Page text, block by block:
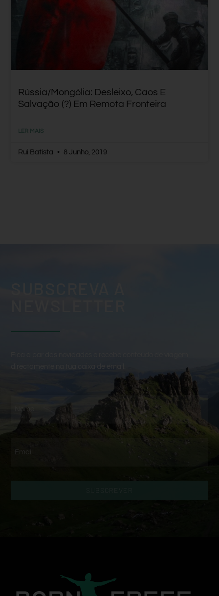
Rússia/Mongólia: Desleixo, Caos E
Salvação (?) Em Remota Fronteira
LER MAIS
Rui Batista 8 Junho, 2019
directamente na tua caixa de email.
SUBSCREVER